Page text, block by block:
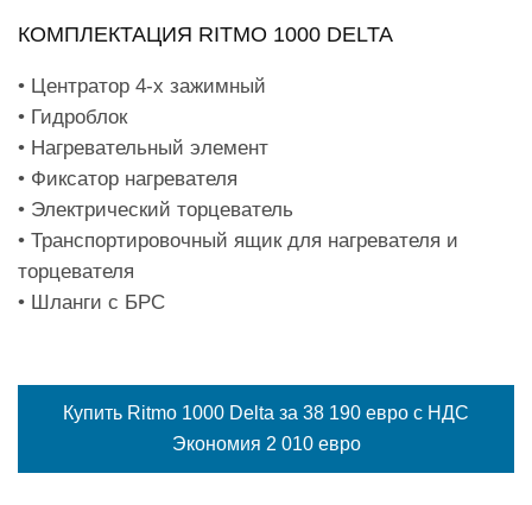
КОМПЛЕКТАЦИЯ RITMO 1000 DELTA
• Центратор 4-х зажимный
• Гидроблок
• Нагревательный элемент
• Фиксатор нагревателя
• Электрический торцеватель
• Транспортировочный ящик для нагревателя и
торцевателя
• Шланги с БРС
Купить Ritmo 1000 Delta за 38 190 евро с НДС
Экономия 2 010 евро